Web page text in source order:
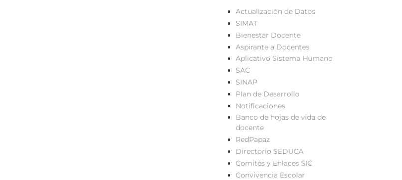
Actualización de Datos
SIMAT
Bienestar Docente
Aspirante a Docentes
Aplicativo Sistema Humano
SAC
SINAP
Plan de Desarrollo
Notificaciones
Banco de hojas de vida de
docente
RedPapaz
Directorio SEDUCA
Comités y Enlaces SIC
Convivencia Escolar